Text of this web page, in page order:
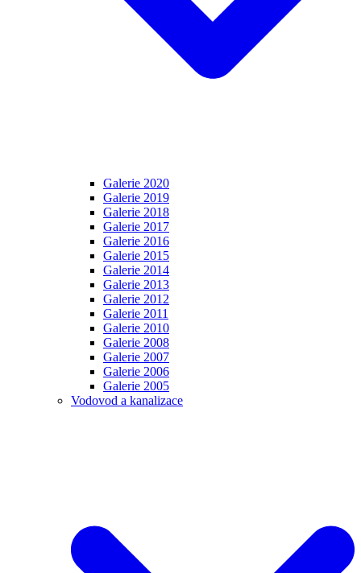
Galerie 2020
Galerie 2019
Galerie 2018
Galerie 2017
Galerie 2016
Galerie 2015
Galerie 2014
Galerie 2013
Galerie 2012
Galerie 2011
Galerie 2010
Galerie 2008
Galerie 2007
Galerie 2006
Galerie 2005
Vodovod a kanalizace